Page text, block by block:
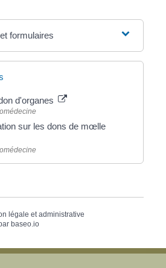
formulaires
d'organes
sur les dons de mœlle
légale et administrative
baseo.io